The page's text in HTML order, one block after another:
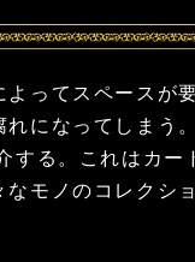
ってスペースが
れになってしまう
する。これはカー
モノのコレクシ